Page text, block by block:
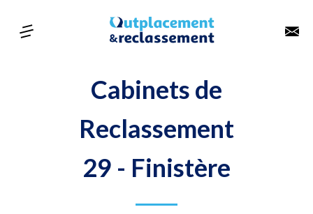
Cabinets de
Reclassement
29 - Finistère